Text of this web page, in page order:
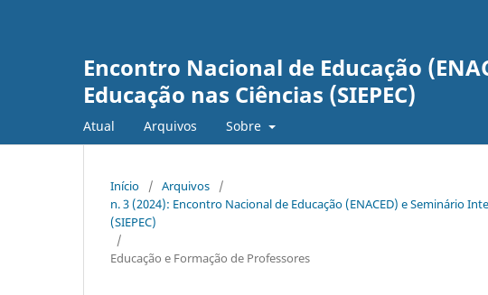
Encontro Nacional de Educação
Educação nas Ciências (SIEPEC)
Atual Arquivos Sobre
Início / Arquivos
/
n. 3 (2024): Encontro Nacional de Educação (ENACED) e Seminário
(SIEPEC)
/
Educação e Formação de Professores